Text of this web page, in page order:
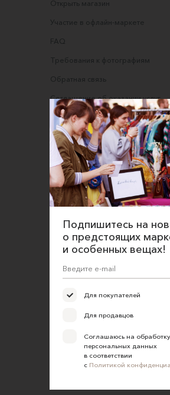
Открыть магазин
Участие в офлайн-маркете
FAQ
Требования к фотографиям
Обратная связь
Соглашение об оказании услуг
Правила сайта
Оферта для продавцов
Оферта для покупателей
Политика конфиденциальности
Согласие на обработку
Подпишитесь на
о предстоящих
и особенных вещах!
Для покупателей
Для продавцов
Соглашаюсь на обработку
персональных данных
в соответствии
с Политикой